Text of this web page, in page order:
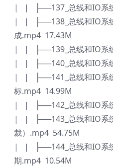
| | ├──137_总线和IO系
| | ├──138_总线和IO系
成.mp4 17.43M
| | ├──139_总线和IO系
| | ├──140_总线和IO系
| | ├──141_总线和IO系
标.mp4 14.99M
| | ├──142_总线和IO系
| | ├──143_总线和IO系
裁）.mp4 54.75M
| | ├──144_总线和IO系
期.mp4 10.54M